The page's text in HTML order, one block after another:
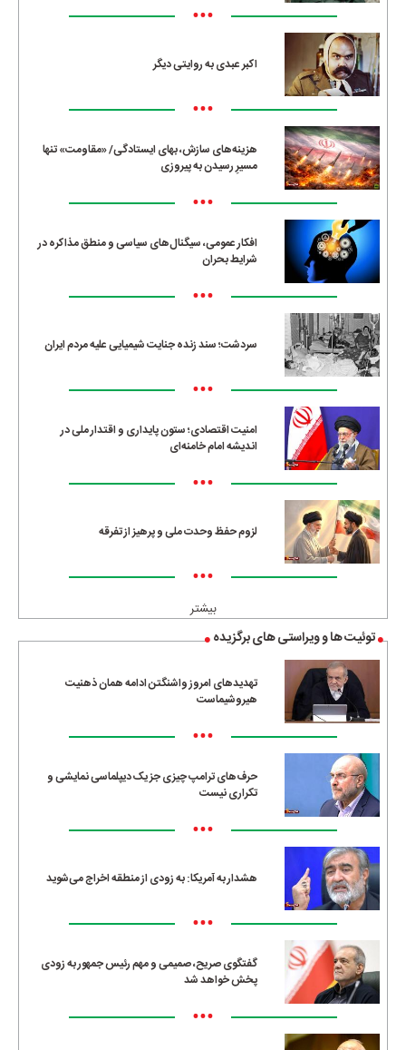
•••
اکبر عبدی به روایتی دیگر
•••
هزینه‌های سازش، بهای ایستادگی/ «مقاومت» تنها
مسیرِ رسیدن به پیروزی
•••
افکار عمومی، سیگنال‌های سیاسی و منطق مذاکره در
شرایط بحران
•••
سردشت؛ سند زنده جنایت شیمیایی علیه مردم ایران
•••
امنیت اقتصادی؛ ستون پایداری و اقتدار ملی در
اندیشه امام خامنه‌ای
•••
لزوم حفظ وحدت ملی و پرهیز از تفرقه
•••
بیشتر
توئیت ها و ویراستی های برگزیده
تهدیدهای امروز واشنگتن ادامه همان ذهنیت
هیروشیماست
•••
حرف‌های ترامپ چیزی جز یک دیپلماسی نمایشی و
تکراری نیست
•••
هشدار به آمریکا: به زودی از منطقه اخراج می‌شوید
•••
گفتگوی صریح، صمیمی و مهم رئیس جمهور به زودی
پخش خواهد شد
•••